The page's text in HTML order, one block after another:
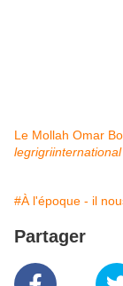
Le Mollah Omar
legrigriinternational
#À l'époque - il
Partager